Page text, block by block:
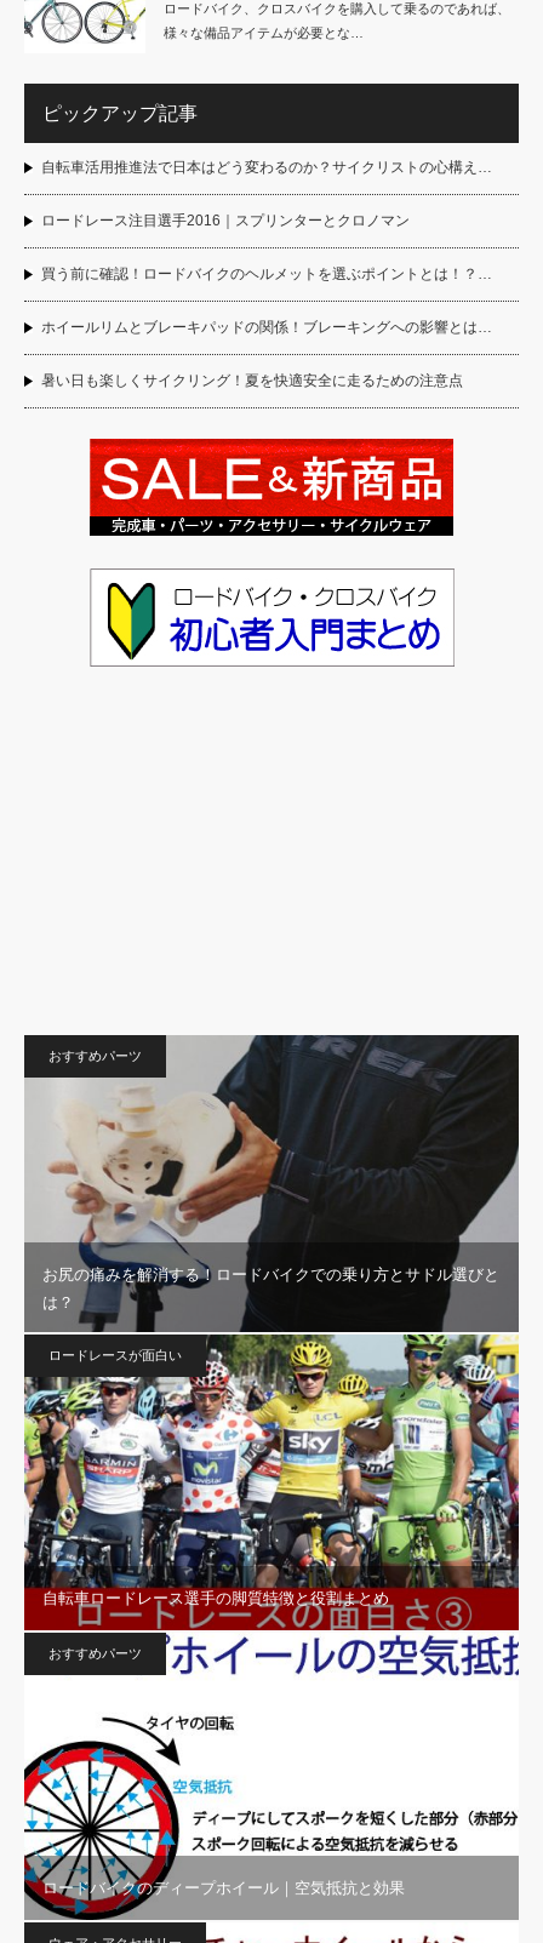
ロードバイク、クロスバイクを購入して乗るのであれば、
様々な備品アイテムが必要とな…
ピックアップ記事
自転車活用推進法で日本はどう変わるのか？サイクリストの心構え…
ロードレース注目選手2016｜スプリンターとクロノマン
買う前に確認！ロードバイクのヘルメットを選ぶポイントとは！？…
ホイールリムとブレーキパッドの関係！ブレーキングへの影響とは…
暑い日も楽しくサイクリング！夏を快適安全に走るための注意点
おすすめパーツ
お尻の痛みを解消する！ロードバイクでの乗り方とサドル選びと
は？
ロードレースが面白い
自転車ロードレース選手の脚質特徴と役割まとめ
おすすめパーツ
ロードバイクのディープホイール｜空気抵抗と効果